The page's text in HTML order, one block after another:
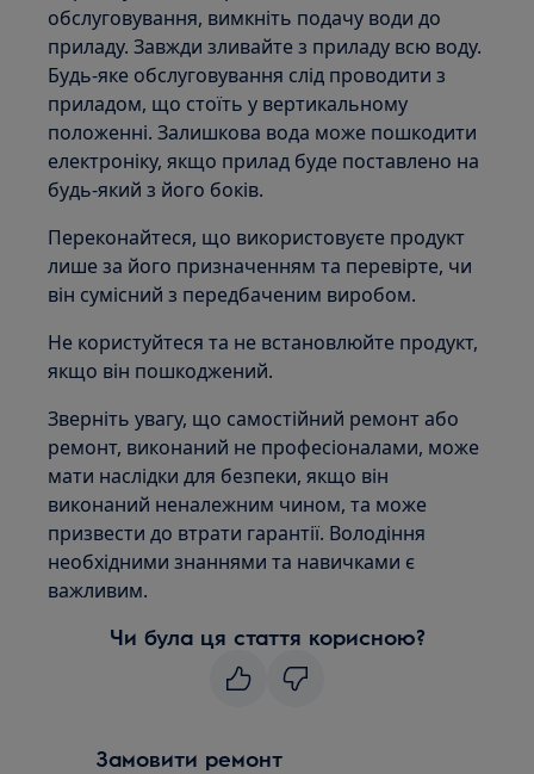
обслуговування, вимкніть подачу води до
приладу. Завжди зливайте з приладу всю воду.
Будь-яке обслуговування слід проводити з
приладом, що стоїть у вертикальному
положенні. Залишкова вода може пошкодити
електроніку, якщо прилад буде поставлено на
будь-який з його боків.
Переконайтеся, що використовуєте продукт
лише за його призначенням та перевірте, чи
він сумісний з передбаченим виробом.
Не користуйтеся та не встановлюйте продукт,
якщо він пошкоджений.
Зверніть увагу, що самостійний ремонт або
ремонт, виконаний не професіоналами, може
мати наслідки для безпеки, якщо він
виконаний неналежним чином, та може
призвести до втрати гарантії. Володіння
необхідними знаннями та навичками є
важливим.
Чи була ця стаття корисною?
Замовити ремонт